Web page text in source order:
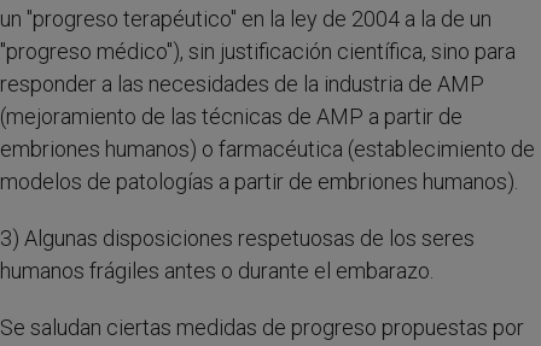
un "progreso terapéutico" en la ley de 2004 a la de un
"progreso médico"), sin justificación científica, sino para
responder a las necesidades de la industria de AMP
(mejoramiento de las técnicas de AMP a partir de
embriones humanos) o farmacéutica (establecimiento de
modelos de patologías a partir de embriones humanos).
3) Algunas disposiciones respetuosas de los seres
humanos frágiles antes o durante el embarazo.
Se saludan ciertas medidas de progreso propuestas por